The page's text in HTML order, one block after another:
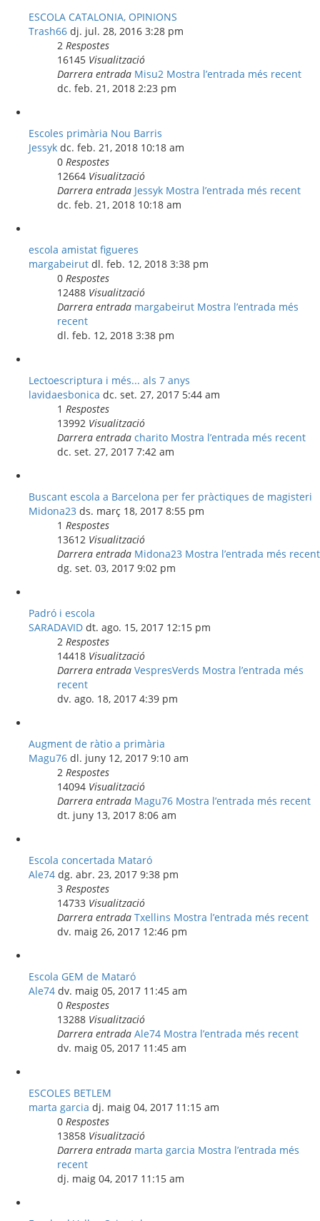
ESCOLA CATALONIA, OPINIONS
Trash66 dj. jul. 28, 2016 3:28 pm
2 Respostes
16145 Visualització
Darrera entrada Misu2 Mostra l’entrada més recent
dc. feb. 21, 2018 2:23 pm
Escoles primària Nou Barris
Jessyk dc. feb. 21, 2018 10:18 am
0 Respostes
12664 Visualització
Darrera entrada Jessyk Mostra l’entrada més recent
dc. feb. 21, 2018 10:18 am
escola amistat figueres
margabeirut dl. feb. 12, 2018 3:38 pm
0 Respostes
12488 Visualització
Darrera entrada margabeirut Mostra l’entrada més
recent
dl. feb. 12, 2018 3:38 pm
Lectoescriptura i més... als 7 anys
lavidaesbonica dc. set. 27, 2017 5:44 am
1 Respostes
13992 Visualització
Darrera entrada charito Mostra l’entrada més recent
dc. set. 27, 2017 7:42 am
Buscant escola a Barcelona per fer pràctiques de magisteri
Midona23 ds. març 18, 2017 8:55 pm
1 Respostes
13612 Visualització
Darrera entrada Midona23 Mostra l’entrada més recent
dg. set. 03, 2017 9:02 pm
Padró i escola
SARADAVID dt. ago. 15, 2017 12:15 pm
2 Respostes
14418 Visualització
Darrera entrada VespresVerds Mostra l’entrada més
recent
dv. ago. 18, 2017 4:39 pm
Augment de ràtio a primària
Magu76 dl. juny 12, 2017 9:10 am
2 Respostes
14094 Visualització
Darrera entrada Magu76 Mostra l’entrada més recent
dt. juny 13, 2017 8:06 am
Escola concertada Mataró
Ale74 dg. abr. 23, 2017 9:38 pm
3 Respostes
14733 Visualització
Darrera entrada Txellins Mostra l’entrada més recent
dv. maig 26, 2017 12:46 pm
Escola GEM de Mataró
Ale74 dv. maig 05, 2017 11:45 am
0 Respostes
13288 Visualització
Darrera entrada Ale74 Mostra l’entrada més recent
dv. maig 05, 2017 11:45 am
ESCOLES BETLEM
marta garcia dj. maig 04, 2017 11:15 am
0 Respostes
13858 Visualització
Darrera entrada marta garcia Mostra l’entrada més
recent
dj. maig 04, 2017 11:15 am